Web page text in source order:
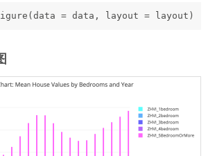
= data, layout = layout)